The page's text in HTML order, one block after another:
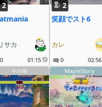
2
サカ
0 01:15
2
笑顔でスト6
カレ
0 02:56
その他
MapleStory